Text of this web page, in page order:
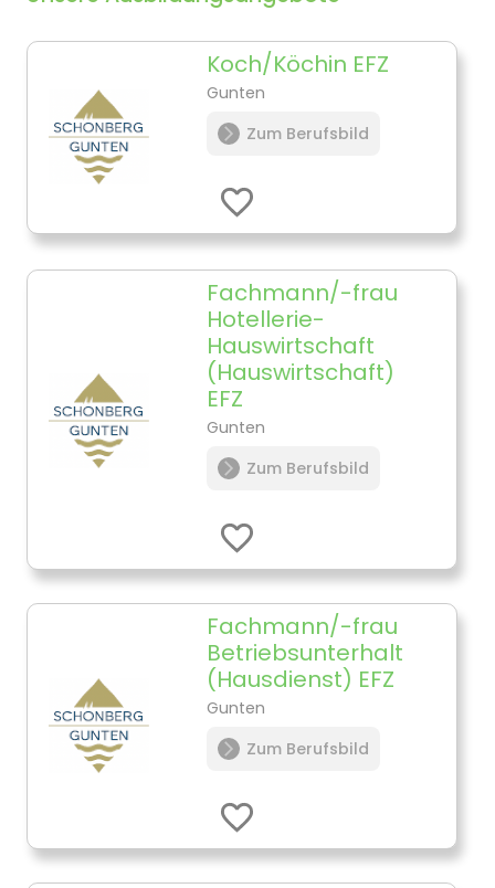
Koch/Köchin EFZ
Gunten
Zum Berufsbild
Fachmann/-frau
Hotellerie-
Hauswirtschaft
(Hauswirtschaft)
EFZ
Gunten
Zum Berufsbild
Fachmann/-frau
Betriebsunterhalt
(Hausdienst) EFZ
Gunten
Zum Berufsbild